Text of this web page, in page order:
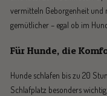
vermitteln Geborgenheit und
gemütlicher – egal ob im
Für Hunde, die
Hunde schlafen bis zu 20
Schlafplatz besonders